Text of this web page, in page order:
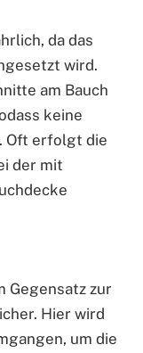
da das
wird.
am Bauch
keine
Oft erfolgt die
der mit
Gegensatz zur
Hier wird
um die